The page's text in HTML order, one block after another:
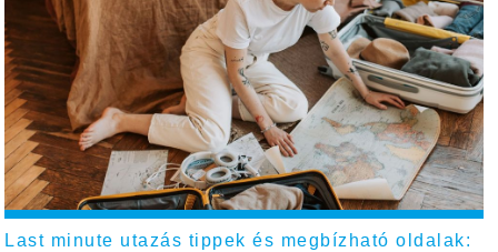
Last minute utazás tippek és megbízható oldalak: